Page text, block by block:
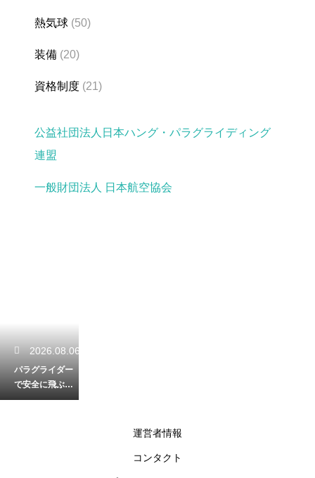
熱気球 (50)
装備 (20)
資格制度 (21)
公益社団法人日本ハング・パラグライディング
連盟
一般財団法人 日本航空協会
2026.08.06
パラグライダー
で安全に飛ぶた
めの無線の基本
運営者情報
コンタクト